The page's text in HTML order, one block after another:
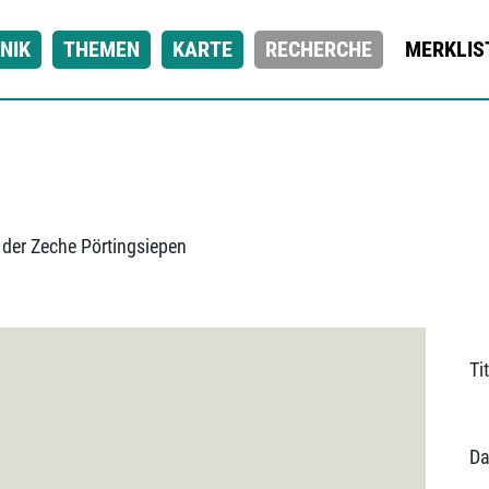
THEMEN KARTE RECHERCHE
Zeche Pörtingsiepen